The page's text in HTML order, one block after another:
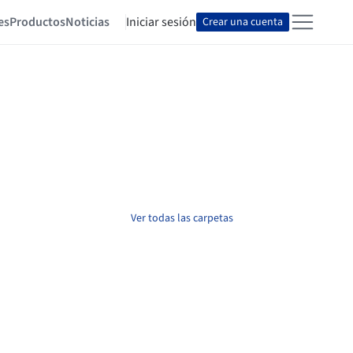
ProductosNoticias Iniciar sesión Crear una cuenta
Ver todas las carpetas